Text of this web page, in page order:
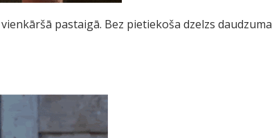
pastaigā. Bez pietiekoša dzelzs daudzuma